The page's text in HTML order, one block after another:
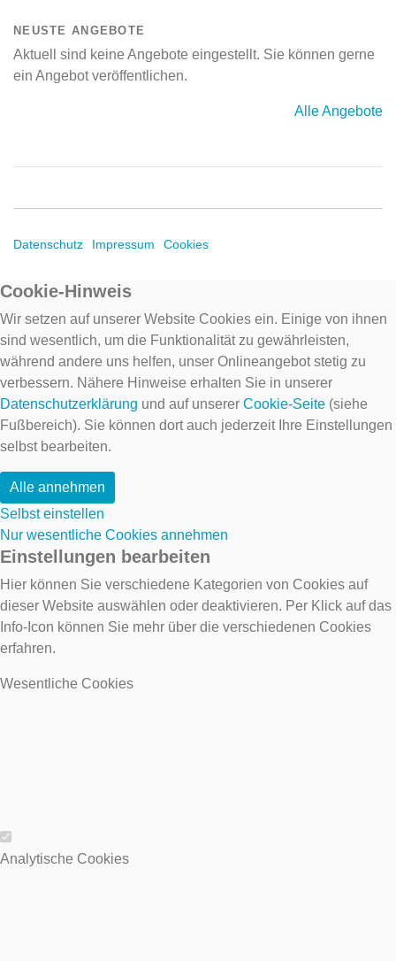
NEUSTE ANGEBOTE
Aktuell sind keine Angebote eingestellt. Sie können gerne
ein Angebot veröffentlichen.
Alle Angebote
Datenschutz Impressum Cookies
Cookie-Hinweis
Wir setzen auf unserer Website Cookies ein. Einige von ihnen
sind wesentlich, um die Funktionalität zu gewährleisten,
während andere uns helfen, unser Onlineangebot stetig zu
verbessern. Nähere Hinweise erhalten Sie in unserer
Datenschutzerklärung und auf unserer Cookie-Seite (siehe
Fußbereich). Sie können dort auch jederzeit Ihre Einstellungen
selbst bearbeiten.
Alle annehmen
Selbst einstellen
Nur wesentliche Cookies annehmen
Einstellungen bearbeiten
Hier können Sie verschiedene Kategorien von Cookies auf
dieser Website auswählen oder deaktivieren. Per Klick auf das
Info-Icon können Sie mehr über die verschiedenen Cookies
erfahren.
Wesentliche Cookies
Wesentliche Cookies
Analytische Cookies